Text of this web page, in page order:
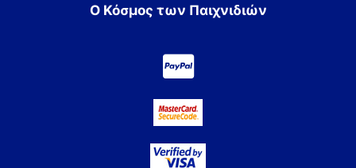
Ο Κόσμος των Παιχνιδιών